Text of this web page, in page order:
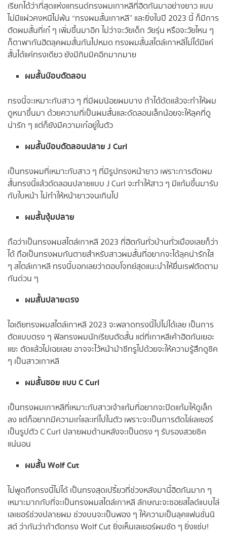
เรียกได้ว่าที่สุดแห่งแทรนด์ทรงผมเกาหลีที่ฮิตกันมาอย่างยาว แบบ
ไม่มีแผ่วคงหนีไม่พ้น “ทรงผมสั้นเกาหลี” และยิ่งในปี 2023 นี้ ก็มีการ
ตัดผมสั้นที่เก๋ ๆ เพิ่มขึ้นมาอีก ไม่ว่าจะวัยเด็ก วัยรุ่น หรือจะวัยไหน ๆ
ก็ตาพากันฮิตลุคผมสั้นกันไปหมด ทรงผมสั้นสไตล์เกาหลีไม่ได้มีแค่
สั้นได้แค่ทรงเดียว ยังมีกิมมิคอีกมากมาย
ผมสั้นบ๊อบดัดลอน
ทรงนี้จะเหมาะกับสาว ๆ ที่มีผมน้อยผมบาง ถ้าได้ดัดแล้วจะทำให้ผม
ดูหนาขึ้นมา ด้วยความที่เป็นผมสั้นและดัดลอนเล็กน้อยจะให้ลุคที่ดู
น่ารัก ๆ แต่ก็ยังมีความเก๋อยู่ในตัว
ผมสั้นบ๊อบดัดลอนปลาย J Curl
เป็นทรงผมที่เหมาะกับสาว ๆ ที่มีรูปทรงหน้ายาว เพราะการตัดผม
สั้นทรงนี้แล้วดัดลอนปลายแบบ J Curl จะทำให้สาว ๆ มีแก้มขึ้นมารับ
กับใบหน้า ไม่ทำให้หน้ายาวจนเกินไป
ผมสั้นงุ้มปลาย
ถือว่าเป็นทรงผมสไตล์เกาหลี 2023 ที่ฮิตกันทั่วบ้านทั่วเมืองเลยก็ว่า
ได้ ถือเป็นทรงผมกันตายสำหรับสาวผมสั้นที่อยากจะได้ลุคน่ารักใส
ๆ สไตล์เกาหลี ทรงนี้บอกเลยว่าตอบโจทย์สุดแนะนำให้ยื่นเรฟตัดตาม
กันด่วน ๆ
ผมสั้นปลายตรง
ไอเดียทรงผมสไตล์เกาหลี 2023 จะพลาดทรงนี้ไปไม่ได้เลย เป็นการ
ตัดแบบตรง ๆ ฟิลทรงผมนักเรียนตัดสั้น แต่ที่เกาหลีเค้าฮิตกันเยอะ
แยะ ตัดแล้วไม่เฉยเลย อาจจะไว้หน้าม้าซีทรูไปด้วยจะให้ความรู้สึกดูชิค
ๆ เป็นสาวเกาหลี
ผมสั้นซอย แบบ C Curl
เป็นทรงผมเกาหลีที่เหมาะกับสาวเจ้าแก้มที่อยากจะปิดแก้มให้ดูเล็ก
ลง แต่ก็อยากมีความเก๋และเท่ไปในตัว เพราะจะเป็นการตัดไล่เลเยอร์
เป็นรูปตัว C Curl ปลายผมด้านหลังจะเป็นตรง ๆ รับรองสวยชิค
แน่นอน
ผมสั้น Wolf Cut
ไม่พูดถึงทรงนี้ไม่ได้ เป็นทรงสุดเปรี้ยวที่ช่วงหลังมานี้ฮิตกันมาก ๆ
เหมาะมากกับที่จะเป็นทรงผมสไตล์เกาหลี ลักษณะจะซอยสไลด์แบบไล่
เลเยอร์ช่วงปลายผม ช่วงบนจะเป็นพอง ๆ ให้ความเป็นลุคแฟนชั่นนิ
สต์ ว่ากันว่าถ้าตัดทรง Wolf Cut ยิ่งเห็นเลเยอร์ผมชัด ๆ ยิ่งแซ่บ!